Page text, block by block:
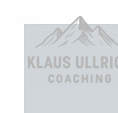
Inhalt
springen